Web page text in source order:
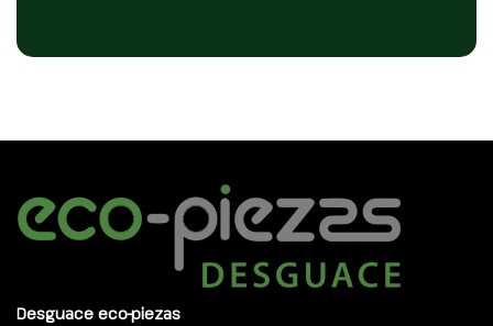
Desguace eco-piezas